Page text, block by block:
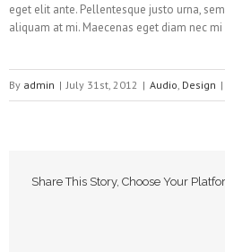
eget elit ante. Pellentesque justo urna,
aliquam at mi. Maecenas eget diam nec
By admin | July 31st, 2012 | Audio, Design |
Share This Story, Choose Your